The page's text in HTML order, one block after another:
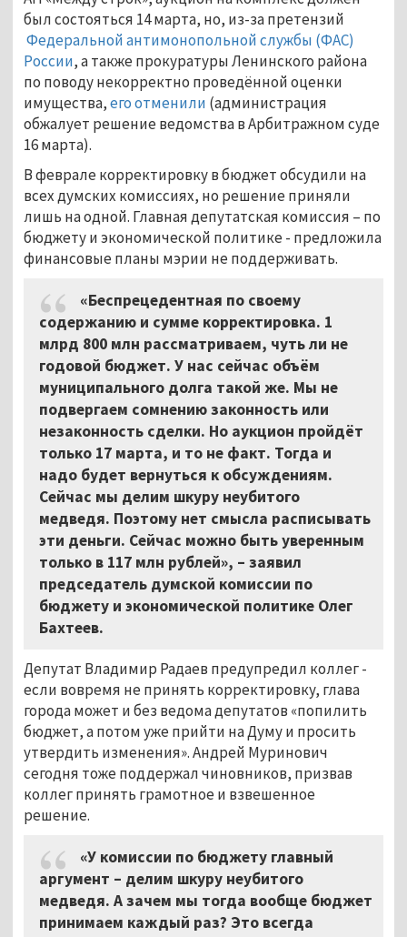
был состояться 14 марта, но, из-за претензий
Федеральной антимонопольной службы (ФАС)
России, а также прокуратуры Ленинского района
по поводу некорректно проведённой оценки
имущества,его отменили (администрация
обжалует решение ведомства в Арбитражном суде
16 марта).
В феврале корректировку в бюджет обсудили на
всех думских комиссиях, но решение приняли
лишь на одной. Главная депутатская комиссия – по
бюджету и экономической политике - предложила
финансовые планы мэрии не поддерживать.
«Беспрецедентная по своему
содержанию и сумме корректировка. 1
млрд 800 млн рассматриваем, чуть ли не
годовой бюджет. У нас сейчас объём
муниципального долга такой же. Мы не
подвергаем сомнению законность или
незаконность сделки. Но аукцион пройдёт
только 17 марта, и то не факт. Тогда и
надо будет вернуться к обсуждениям.
Сейчас мы делим шкуру неубитого
медведя. Поэтому нет смысла расписывать
эти деньги. Сейчас можно быть уверенным
только в 117 млн рублей», – заявил
председатель думской комиссии по
бюджету и экономической политике Олег
Бахтеев.
Депутат Владимир Радаев предупредил коллег -
если вовремя не принять корректировку, глава
города может и без ведома депутатов «попилить
бюджет, а потом уже прийти на Думу и просить
утвердить изменения». Андрей Муринович
сегодня тоже поддержал чиновников, призвав
коллег принять грамотное и взвешенное
решение.
«У комиссии по бюджету главный
аргумент – делим шкуру неубитого
медведя. А зачем мы тогда вообще бюджет
принимаем каждый раз? Это всегда